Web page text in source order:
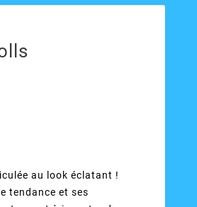
au look éclatant !
tendance et ses